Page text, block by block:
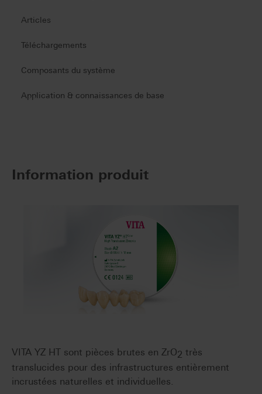
Articles
Téléchargements
Composants du système
Application & connaissances de base
Information produit
VITA YZ HT sont pièces brutes en ZrO2 très
translucides pour des infrastructures entièrement
incrustées naturelles et individuelles.